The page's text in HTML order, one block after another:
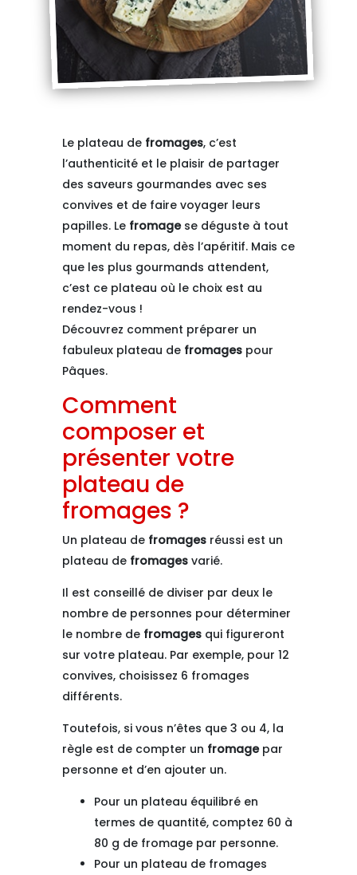
Le plateau de fromages, c’est
l’authenticité et le plaisir de partager
des saveurs gourmandes avec ses
convives et de faire voyager leurs
papilles. Le fromagese déguste à tout
moment du repas, dès l’apéritif. Mais ce
que les plus gourmands attendent,
c’est ce plateau où le choix est au
rendez-vous !
Découvrez comment préparer un
fabuleux plateau de fromagespour
Pâques.
Comment
composer et
présenter votre
plateau de
fromages ?
Un plateau de fromagesréussi est un
plateau de fromagesvarié.
Il est conseillé de diviser par deux le
nombre de personnes pour déterminer
le nombre de fromagesqui figureront
sur votre plateau. Par exemple, pour 12
convives, choisissez 6 fromages
différents.
Toutefois, si vous n’êtes que 3 ou 4, la
règle est de compter un fromagepar
personne et d’en ajouter un.
Pour un plateau équilibré en
termes de quantité, comptez 60 à
80 g de fromage par personne.
Pour un plateau de fromages